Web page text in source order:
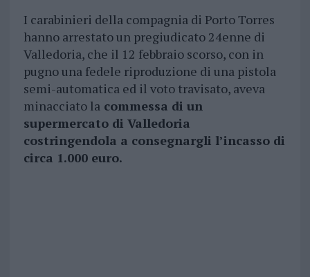
I carabinieri della compagnia di Porto Torres
hanno arrestato un pregiudicato 24enne di
Valledoria, che il 12 febbraio scorso, con in
pugno una fedele riproduzione di una pistola
semi-automatica ed il voto travisato, aveva
minacciato lacommessa di un
supermercato di Valledoria
costringendola a consegnargli l’incasso di
circa 1.000 euro.